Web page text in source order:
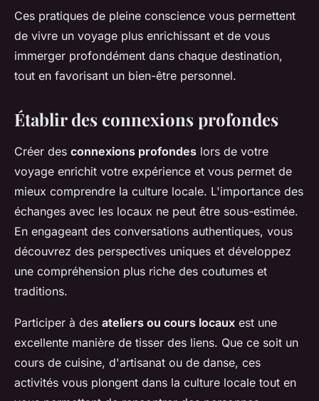
Ces pratiques de pleine conscience vous permettent
de vivre un voyage plus enrichissant et de vous
immerger profondément dans chaque destination,
tout en favorisant un bien-être personnel.
Établir des connexions profondes
Créer des connexions profondes lors de votre
voyage enrichit votre expérience et vous permet de
mieux comprendre la culture locale. L'importance des
échanges avec les locaux ne peut être sous-estimée.
En engageant des conversations authentiques, vous
découvrez des perspectives uniques et développez
une compréhension plus riche des coutumes et
traditions.
Participer à des ateliers ou cours locaux est une
excellente manière de tisser des liens. Que ce soit un
cours de cuisine, d'artisanat ou de danse, ces
activités vous plongent dans la culture locale tout en